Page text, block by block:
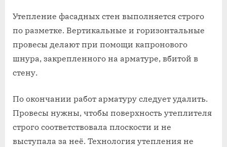
Утепление фасадных стен выполняется строго
по разметке. Вертикальные и горизонтальные
провесы делают при помощи капронового
шнура, закрепленного на арматуре, вбитой в
стену.
По окончании работ арматуру следует удалить.
Провесы нужны, чтобы поверхность утеплителя
строго соответствовала плоскости и не
выступала за неё. Технология утепления не